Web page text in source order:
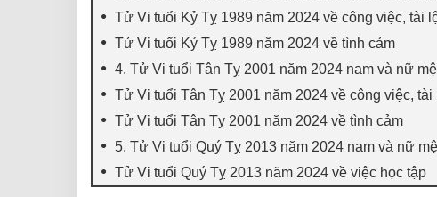
Tử Vi tuổi Kỷ Tỵ 1989 năm 2024 về công việc, tài
Tử Vi tuổi Kỷ Tỵ 1989 năm 2024 về tình cảm
4. Tử Vi tuổi Tân Tỵ 2001 năm 2024 nam và nữ
Tử Vi tuổi Tân Tỵ 2001 năm 2024 về công việc, tài
Tử Vi tuổi Tân Tỵ 2001 năm 2024 về tình cảm
5. Tử Vi tuổi Quý Tỵ 2013 năm 2024 nam và nữ
Tử Vi tuổi Quý Tỵ 2013 năm 2024 về việc học tập